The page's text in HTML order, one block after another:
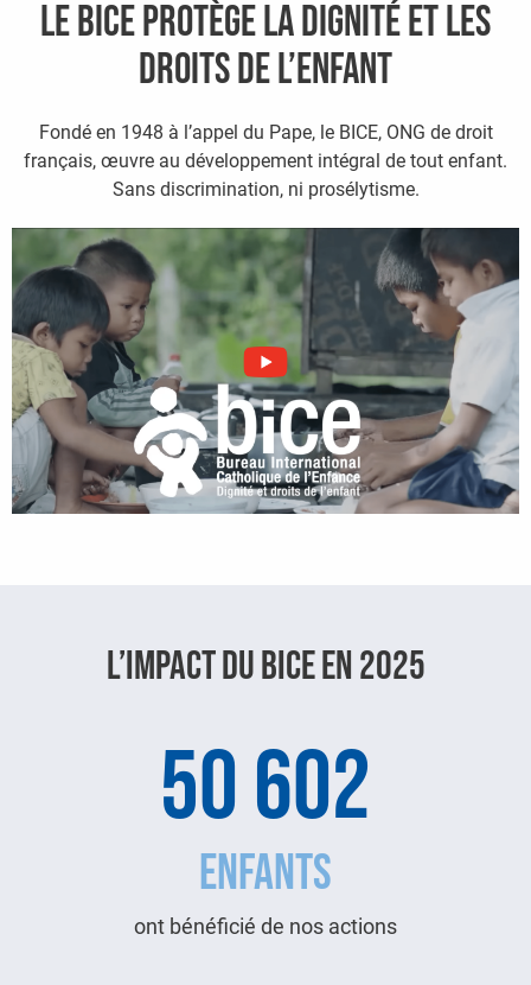
LE BICE PROTÈGE LA DIGNITÉ ET LES
DROITS DE L’ENFANT
Fondé en 1948 à l’appel du Pape, le BICE, ONG de droit
français, œuvre au développement intégral de tout enfant.
Sans discrimination, ni prosélytisme.
L’IMPACT DU BICE EN 2025
50 602
ENFANTS
ont bénéficié de nos actions